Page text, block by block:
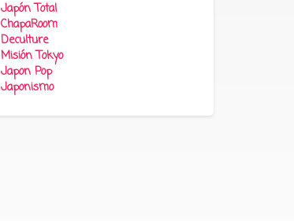
Japón Total
ChapaRoom
Deculture
Misión Tokyo
Japon Pop
Japonismo